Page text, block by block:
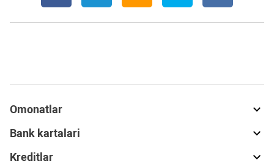
Omonatlar
Bank kartalari
Kreditlar